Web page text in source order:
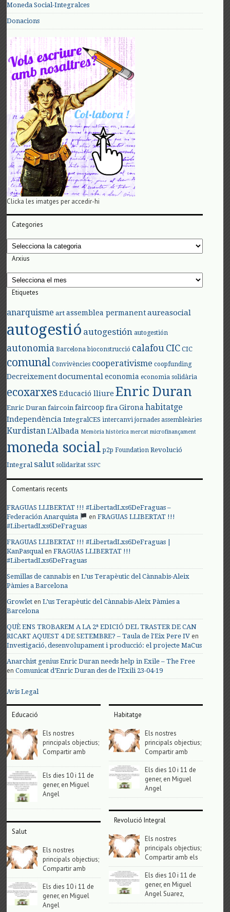
Moneda Social-Integralces
Donacions
Clicka les imatges per accedir-hi
Categories
Categories
Arxius
Arxius
Etiquetes
anarquisme art assemblea permanent aureasocial
autogestió autogestión autogestión
autonomia Barcelona bioconstrucció calafou CIC CIC
comunal Convivències cooperativisme coopfunding
Decreixement documental economia economia solidària
ecoxarxes Educació lliure Enric Duran
Enric Duran faircoin faircoop fira Girona habitatge
Independència IntegralCES intercanvi jornades assembleàries
Kurdistan L'Albada Memòria històrica mercat microfinançament
moneda social p2p Foundation Revolució
Integral salut solidaritat SSPC
Comentaris recents
FRAGUAS LLIBERTAT !!! #LibertadLxs6DeFraguas –
Federación Anarquista
enFRAGUAS LLIBERTAT !!!
#LibertadLxs6DeFraguas
FRAGUAS LLIBERTAT !!! #LibertadLxs6DeFraguas |
KanPasqualenFRAGUAS LLIBERTAT !!!
#LibertadLxs6DeFraguas
Semillas de cannabis enL’us Terapèutic del Cànnabis-Aleix
Pàmies a Barcelona
Growlet enL’us Terapèutic del Cànnabis-Aleix Pàmies a
Barcelona
QUÈ ENS TROBAREM A LA 2ª EDICIÓ DEL TRASTER DE CAN
RICART AQUEST 4 DE SETEMBRE? – Taula de l'Eix Pere IV en
Investigació, desenvolupament i producció: el projecte MaCus
Anarchist genius Enric Duran needs help in Exile – The Free
enComunicat d’Enric Duran des de l’Exili 23-04-19
Avis Legal
Educació
Els nostres
principals objectius;
Compartir amb
Els dies 10 i 11 de
gener, en Miguel
Angel
Salut
Els nostres
principals objectius;
Compartir amb
Els dies 10 i 11 de
gener, en Miguel
Angel
Habitatge
Els nostres
principals objectius;
Compartir amb
Els dies 10 i 11 de
gener, en Miguel
Angel
Revolució Integral
Els nostres
principals objectius;
Compartir amb els
Els dies 10 i 11 de
gener, en Miguel
Angel Suarez,